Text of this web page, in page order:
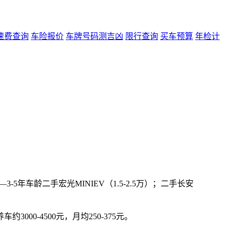
费查询 车险报价 车牌号码测吉凶 限行查询 买车预算 年检计
5年车龄二手宏光MINIEV（1.5-2.5万）；二手长安
约3000-4500元，月均250-375元。